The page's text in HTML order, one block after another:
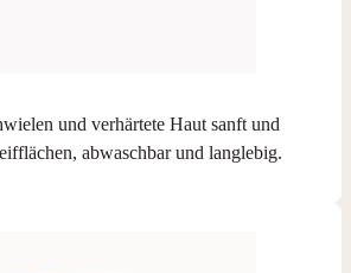
und verhärtete Haut sanft und
abwaschbar und langlebig.